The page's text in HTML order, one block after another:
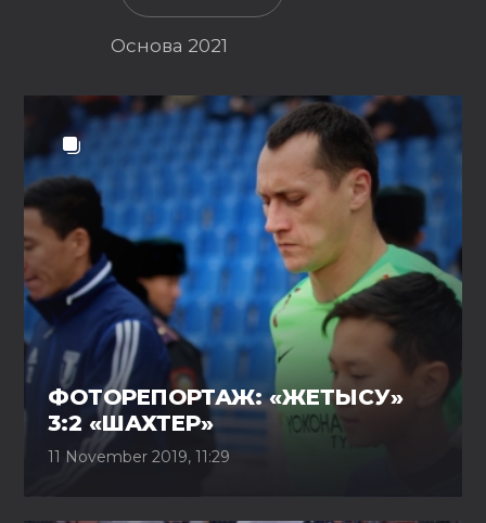
Основа 2021
ФОТОРЕПОРТАЖ: «ЖЕТЫСУ»
3:2 «ШАХТЕР»
11 November 2019, 11:29